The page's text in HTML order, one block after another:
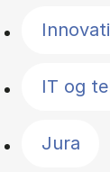
IT og
Jura